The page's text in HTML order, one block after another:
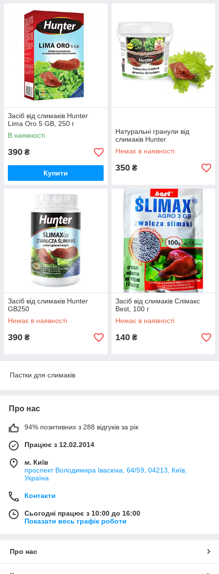
Засіб від слимаків Hunter
Lima Oro 5 GB, 250 г
В наявності
390 ₴
Купити
Натуральні гранули від
слимаків Hunter
Немає в наявності
350 ₴
Засіб від слимаків Hunter
GB250
Немає в наявності
390 ₴
Засіб від слимаків Слімакс
Best, 100 г
Немає в наявності
140 ₴
Пастки для слимаків
Про нас
94% позитивних з 288 відгуків за рік
Працює з 12.02.2014
м. Київ
проспект Володимира Івасюка, 64/59, 04213, Київ,
Україна
Контакти
Сьогодні працює з 10:00 до 16:00
Показати весь графік роботи
Про нас